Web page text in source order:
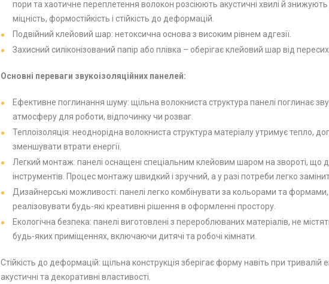
пори та хаотичне переплетення волокон розсіюють акустичні хвилі й
міцність, формостійкість і стійкість до деформацій.
Подвійний клейовий шар: нетоксична основа з високим рівнем адгезії.
Захисний силіконізований папір або плівка – оберігає клейовий шар від
Основні переваги звукоізоляційних панелей:
Ефективне поглинання шуму: щільна волокниста структура панелі поглинає
атмосферу для роботи, відпочинку чи розваг.
Теплоізоляція: неоднорідна волокниста структура матеріалу утримує тепло,
зменшувати втрати енергії.
Легкий монтаж: панелі оснащені спеціальним клейовим шаром на звороті, що
інструментів. Процес монтажу швидкий і зручний, а у разі потреби легко
Дизайнерські можливості: панелі легко комбінувати за кольорами та
реалізовувати будь-які креативні рішення в оформленні простору.
Екологічна безпека: панелі виготовлені з перероблюваних матеріалів, не
будь-яких приміщеннях, включаючи дитячі та робочі кімнати.
Стійкість до деформацій: щільна конструкція зберігає форму навіть при
акустичні та декоративні властивості.